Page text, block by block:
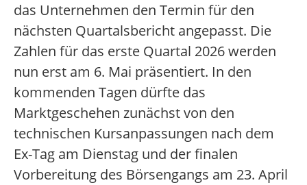
das Unternehmen den Termin für den
nächsten Quartalsbericht angepasst. Die
Zahlen für das erste Quartal 2026 werden
nun erst am 6. Mai präsentiert. In den
kommenden Tagen dürfte das
Marktgeschehen zunächst von den
technischen Kursanpassungen nach dem
Ex-Tag am Dienstag und der finalen
Vorbereitung des Börsengangs am 23. April